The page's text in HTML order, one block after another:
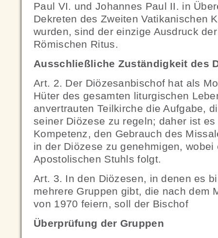
Paul VI. und Johannes Paul II. in
Dekreten des Zweiten Vatikanischen
wurden, sind der einzige Ausdruck
Römischen Ritus.
Ausschließliche Zuständigkeit des
Art. 2. Der Diözesanbischof hat als
Hüter des gesamten liturgischen
anvertrauten Teilkirche die Aufgabe,
seiner Diözese zu regeln; daher ist
Kompetenz, den Gebrauch des
in der Diözese zu genehmigen,
Apostolischen Stuhls folgt.
Art. 3. In den Diözesen, in denen es
mehrere Gruppen gibt, die nach dem
von 1970 feiern, soll der Bischof
Überprüfung der Gruppen